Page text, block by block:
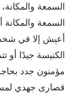
السمعة
السمعة والمكانة
أعيش إلا في
الكنيسة جيدًا أو
مؤمنون جدد
قصارى جهدي